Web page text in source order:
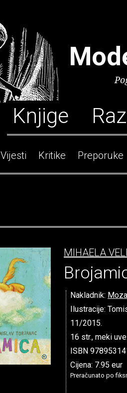
Knjige
Vijesti Kritike Preporuke
MIHAELA
Nakladnik:
Ilustracije:
11/2015.
16 str., meki
ISBN
Cijena: 7.95 eur
Preračunato po